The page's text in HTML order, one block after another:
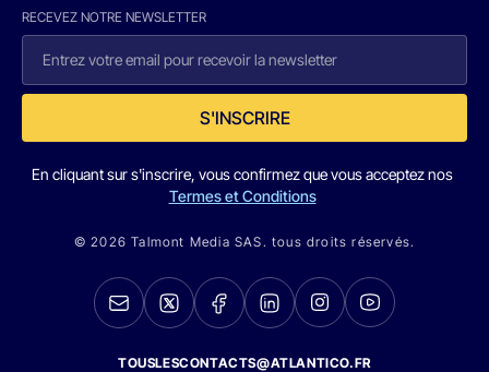
RECEVEZ NOTRE NEWSLETTER
S'INSCRIRE
En cliquant sur s'inscrire, vous confirmez que vous acceptez nos
Termes et Conditions
© 2026 Talmont Media SAS. tous droits réservés.
TOUSLESCONTACTS@ATLANTICO.FR